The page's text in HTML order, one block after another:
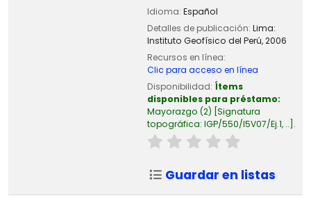
Idioma: Español
Detalles de publicación: Lima:
Instituto Geofísico del Perú,2006
Recursos en línea:
Clic para acceso en línea
Disponibilidad: Ítems
disponibles para préstamo:
Mayorazgo (2) Signatura
topográfica: IGP/550/I5V07/Ej.1, .. .
Guardar en listas